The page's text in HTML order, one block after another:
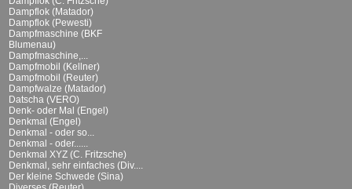
Dampflok (Matador)
Dampflok (Pewesti)
Dampfmaschine (BKF
Blumenau)
Dampfmaschine,...
Dampfmobil (Kellner)
Dampfmobil (Reuter)
Dampfwalze (Matador)
Datscha (VERO)
Denk- oder Mal (Engel)
Denkmal (Engel)
Denkmal - oder so...
Denkmal - oder......
Denkmal XYZ (C. Fritzsche)
Denkmal, sehr einfaches (Div....
Der kleine Schwede (Sina)